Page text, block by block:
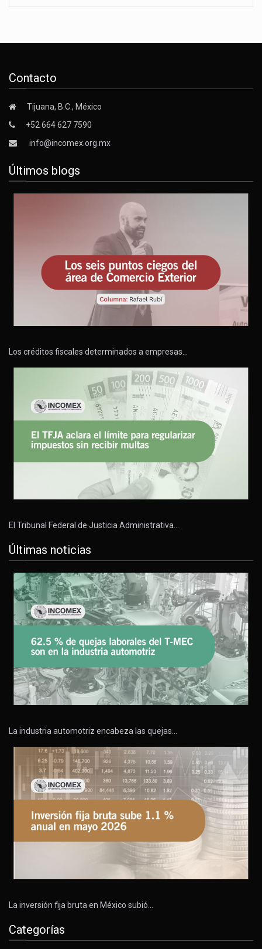
Contacto
Tijuana, B.C., México
+52 664 627 7590
info@incomex.org.mx
Últimos blogs
Los créditos fiscales determinados a empresas…
El Tribunal Federal de Justicia Administrativa…
Últimas noticias
La industria automotriz encabeza las quejas…
La inversión fija bruta en México subió…
Categorías